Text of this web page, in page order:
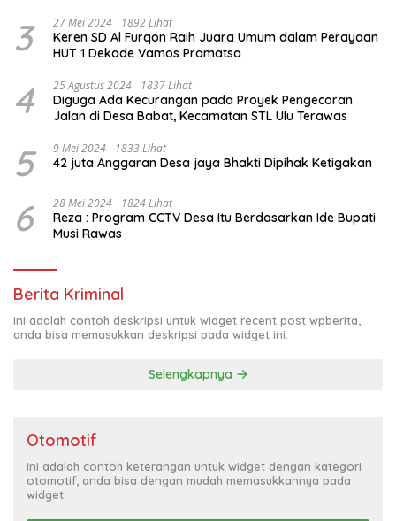
3 27 Mei 2024 1892 Lihat
Keren SD Al Furqon Raih Juara Umum dalam Perayaan
HUT 1 Dekade Vamos Pramatsa
4 25 Agustus 2024 1837 Lihat
Diguga Ada Kecurangan pada Proyek Pengecoran
Jalan di Desa Babat, Kecamatan STL Ulu Terawas
5 9 Mei 2024 1833 Lihat
42 juta Anggaran Desa jaya Bhakti Dipihak Ketigakan
6 28 Mei 2024 1824 Lihat
Reza : Program CCTV Desa Itu Berdasarkan Ide Bupati
Musi Rawas
Berita Kriminal
Ini adalah contoh deskripsi untuk widget recent post wpberita,
anda bisa memasukkan deskripsi pada widget ini.
Selengkapnya
Otomotif
Ini adalah contoh keterangan untuk widget dengan kategori
otomotif, anda bisa dengan mudah memasukkannya pada
widget.